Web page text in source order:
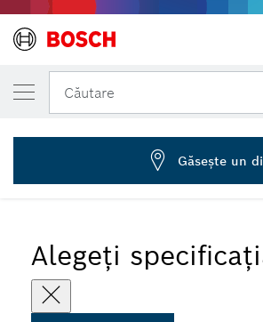
Căutare
... Mandrine fără cheie cu 2 manșoane
Alegeți
VARIANTA SELECTATĂ DE DVS.
Mandrine rapide până la 10
2 608 572 080
Găseşte un